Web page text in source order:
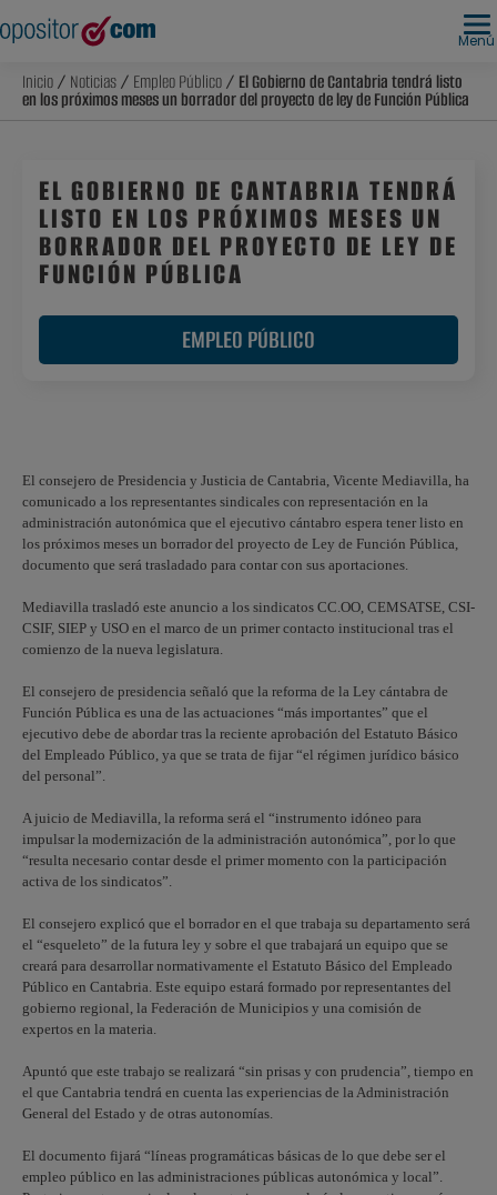
Menú
Inicio/ Noticias/ Empleo Público/ El Gobierno de Cantabria tendrá listo
en los próximos meses un borrador del proyecto de ley de Función Pública
EL GOBIERNO DE CANTABRIA TENDRÁ
LISTO EN LOS PRÓXIMOS MESES UN
BORRADOR DEL PROYECTO DE LEY DE
FUNCIÓN PÚBLICA
EMPLEO PÚBLICO
El consejero de Presidencia y Justicia de Cantabria, Vicente Mediavilla, ha
comunicado a los representantes sindicales con representación en la
administración autonómica que el ejecutivo cántabro espera tener listo en
los próximos meses un borrador del proyecto de Ley de Función Pública,
documento que será trasladado para contar con sus aportaciones.
Mediavilla trasladó este anuncio a los sindicatos CC.OO, CEMSATSE, CSI-
CSIF, SIEP y USO en el marco de un primer contacto institucional tras el
comienzo de la nueva legislatura.
El consejero de presidencia señaló que la reforma de la Ley cántabra de
Función Pública es una de las actuaciones “más importantes” que el
ejecutivo debe de abordar tras la reciente aprobación del Estatuto Básico
del Empleado Público, ya que se trata de fijar “el régimen jurídico básico
del personal”.
A juicio de Mediavilla, la reforma será el “instrumento idóneo para
impulsar la modernización de la administración autonómica”, por lo que
“resulta necesario contar desde el primer momento con la participación
activa de los sindicatos”.
El consejero explicó que el borrador en el que trabaja su departamento será
el “esqueleto” de la futura ley y sobre el que trabajará un equipo que se
creará para desarrollar normativamente el Estatuto Básico del Empleado
Público en Cantabria. Este equipo estará formado por representantes del
gobierno regional, la Federación de Municipios y una comisión de
expertos en la materia.
Apuntó que este trabajo se realizará “sin prisas y con prudencia”, tiempo en
el que Cantabria tendrá en cuenta las experiencias de la Administración
General del Estado y de otras autonomías.
El documento fijará “líneas programáticas básicas de lo que debe ser el
empleo público en las administraciones públicas autonómica y local”.